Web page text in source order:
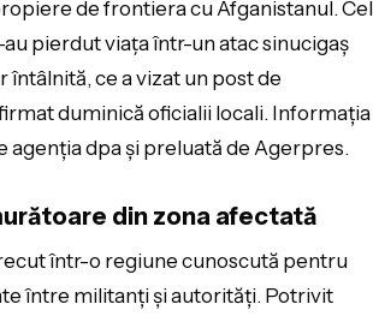
de frontiera cu Afganistanul. Cel
pierdut viaţa într-un atac sinucigaş
întâlnită, ce a vizat un post de
duminică oficialii locali. Informația
agenția dpa și preluată de Agerpres.
din zona afectată
într-o regiune cunoscută pentru
între militanți și autorități. Potrivit